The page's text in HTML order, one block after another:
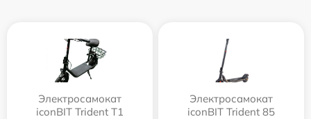
Электросамокат
iconBIT Trident T1
Электросамокат
iconBIT Trident 85